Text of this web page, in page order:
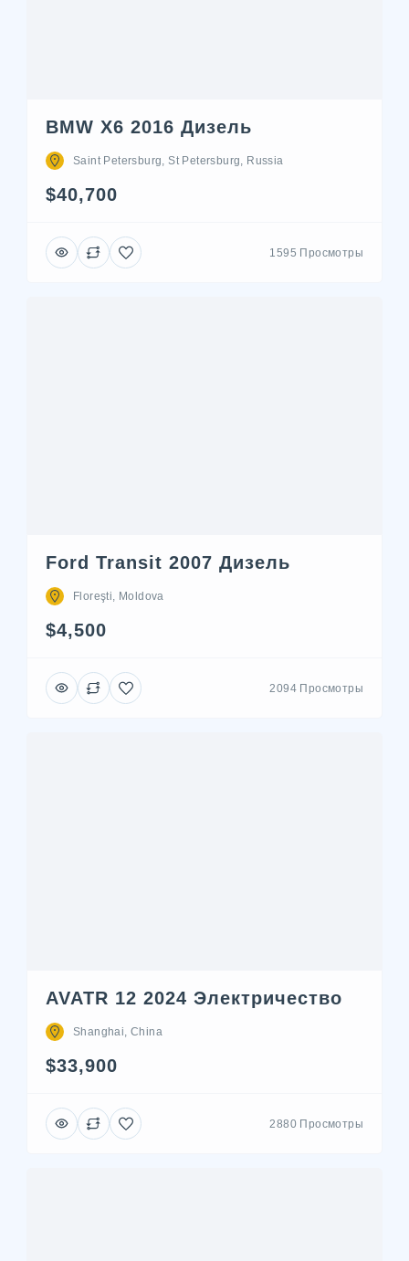
BMW X6 2016 Дизель
Saint Petersburg, St Petersburg, Russia
$40,700
1595 Просмотры
Ford Transit 2007 Дизель
Floreşti, Moldova
$4,500
2094 Просмотры
AVATR 12 2024 Электричество
Shanghai, China
$33,900
2880 Просмотры